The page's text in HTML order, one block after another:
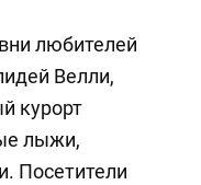
любителей
Велли,
курорт
лыжи,
Посетители